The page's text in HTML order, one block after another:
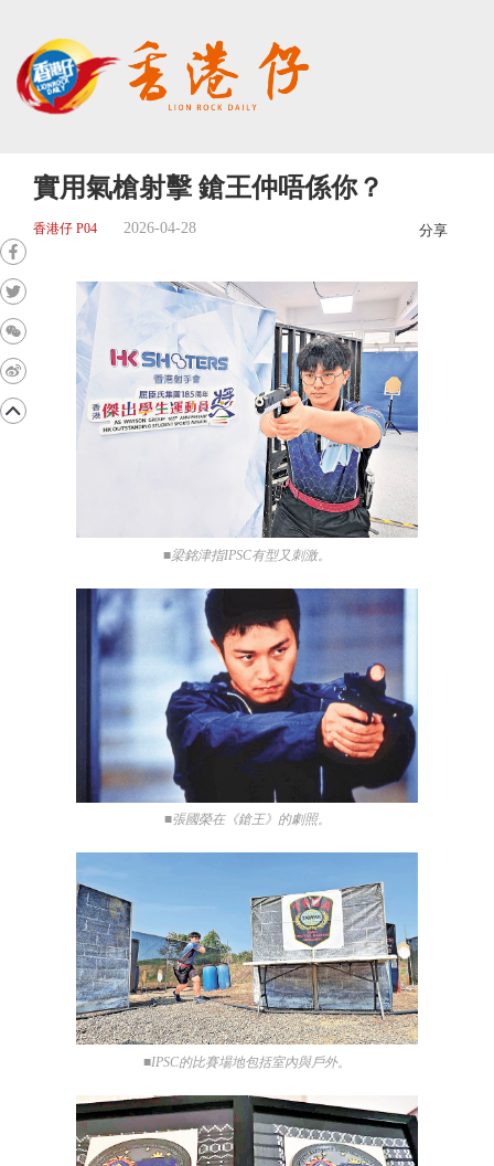
實用氣槍射擊 鎗王仲唔係你？
香港仔 P04 2026-04-28 分享
■梁銘津指IPSC有型又刺激。
■張國榮在《鎗王》的劇照。
■IPSC的比賽場地包括室內與戶外。